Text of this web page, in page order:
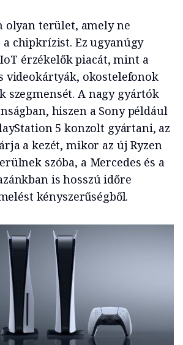
olyan terület, amely ne
a chipkrízist. Ez ugyanúgy
érzékelők piacát, mint a
videokártyák, okostelefonok
szegmensét. A nagy gyártók
hiszen a Sony például
5 konzolt gyártani, az
a kezét, mikor az új Ryzen
szóba, a Mercedes és a
is hosszú időre
kényszerűségből.